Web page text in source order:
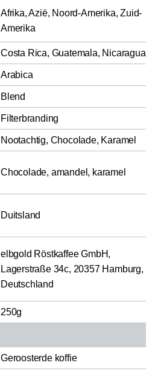
Afrika, Azië, Noord-Amerika, Zuid-
Amerika
Costa Rica, Guatemala, Nicaragua
Arabica
Blend
Filterbranding
Nootachtig, Chocolade, Karamel
Chocolade, amandel, karamel
Duitsland
elbgold Röstkaffee GmbH,
Lagerstraße 34c, 20357 Hamburg,
Deutschland
250g
Geroosterde koffie